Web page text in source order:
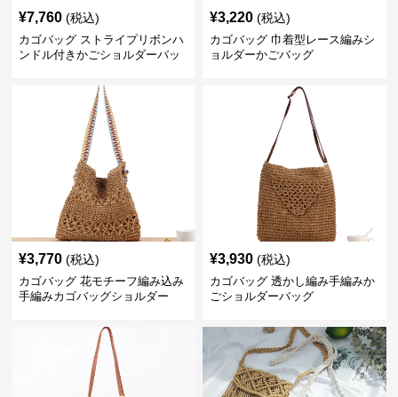
¥7,760 (税込)
カゴバッグ ストライプリボンハ
ンドル付きかごショルダーバッ
¥3,220 (税込)
カゴバッグ 巾着型レース編みシ
ョルダーかごバッグ
¥3,770 (税込)
カゴバッグ 花モチーフ編み込み
手編みカゴバッグショルダー
¥3,930 (税込)
カゴバッグ 透かし編み手編みか
ごショルダーバッグ